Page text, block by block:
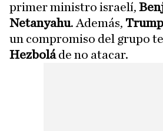
primer ministro israelí,
Netanyahu. Además, Trump
un compromiso del grupo
Hezboláde no atacar.